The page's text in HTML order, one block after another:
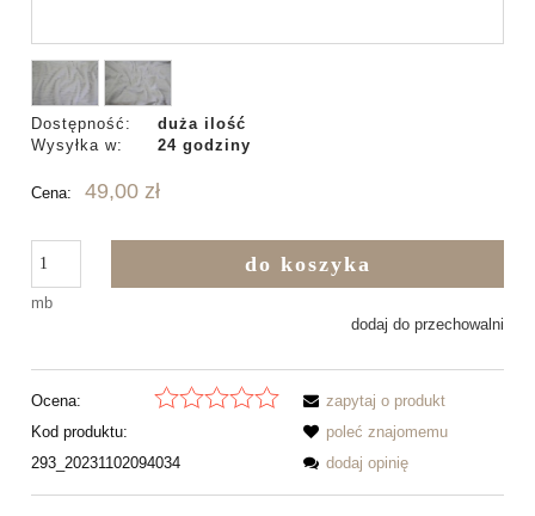
Dostępność:
duża ilość
Wysyłka w:
24 godziny
Cena: 49,00 zł
mb
do koszyka
dodaj do przechowalni
Ocena:
Kod produktu:
293_20231102094034
zapytaj o produkt
poleć znajomemu
dodaj opinię